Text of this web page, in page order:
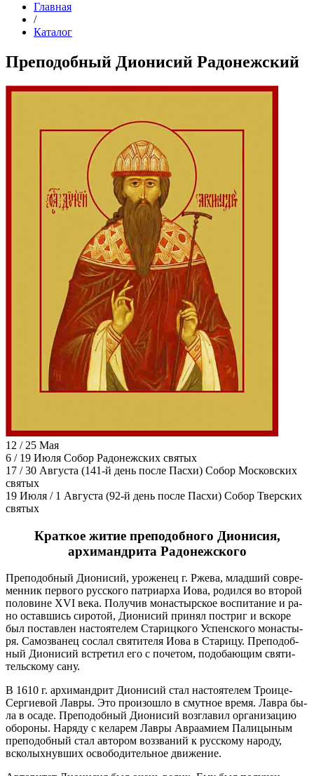
Главная
/
Каталог
Преподобный Дионисий Радонежский
12 / 25 Мая
6 / 19 Июля Собор Радонежских святых
17 / 30 Августа (141-й день после Пасхи) Собор Московских
святых
19 Июля / 1 Августа (92-й день после Пасхи) Собор Тверских
святых
Краткое житие преподобного Дионисия,
архимандрита Радонежского
Пре­по­доб­ный Ди­о­ни­сий, уро­же­нец г. Рже­ва, млад­ший совре­
мен­ник пер­во­го рус­ско­го пат­ри­ар­ха Иова, ро­дил­ся во вто­рой
по­ло­вине XVI ве­ка. По­лу­чив мо­на­стыр­ское вос­пи­та­ние и ра­
но остав­шись си­ро­той, Ди­о­ни­сий при­нял по­стриг и вско­ре
был по­став­лен на­сто­я­те­лем Ста­риц­ко­го Успен­ско­го мо­на­сты­
ря. Са­мо­зва­нец со­слал свя­ти­те­ля Иова в Ста­ри­цу. Пре­по­доб­
ный Ди­о­ни­сий встре­тил его с по­че­том, по­до­ба­ю­щим свя­ти­
тель­ско­му са­ну.
В 1610 г. ар­хи­манд­рит Ди­о­ни­сий стал на­сто­я­те­лем Тро­и­це-
Сер­ги­е­вой Лав­ры. Это про­изо­шло в смут­ное вре­мя. Лав­ра бы­
ла в оса­де. Пре­по­доб­ный Ди­о­ни­сий воз­гла­вил ор­га­ни­за­цию
обо­ро­ны. На­ря­ду с ке­ла­рем Лав­ры Ав­ра­ами­ем Па­ли­цы­ным
пре­по­доб­ный стал ав­то­ром воз­зва­ний к рус­ско­му на­ро­ду,
вско­лых­нув­ших осво­бо­ди­тель­ное дви­же­ние.